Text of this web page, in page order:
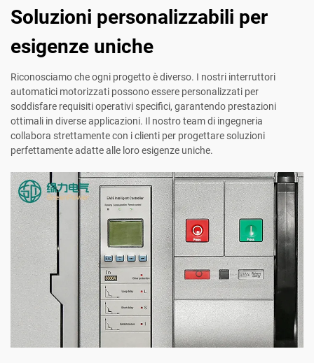
Soluzioni personalizzabili per
esigenze uniche
Riconosciamo che ogni progetto è diverso. I nostri interruttori
automatici motorizzati possono essere personalizzati per
soddisfare requisiti operativi specifici, garantendo prestazioni
ottimali in diverse applicazioni. Il nostro team di ingegneria
collabora strettamente con i clienti per progettare soluzioni
perfettamente adatte alle loro esigenze uniche.